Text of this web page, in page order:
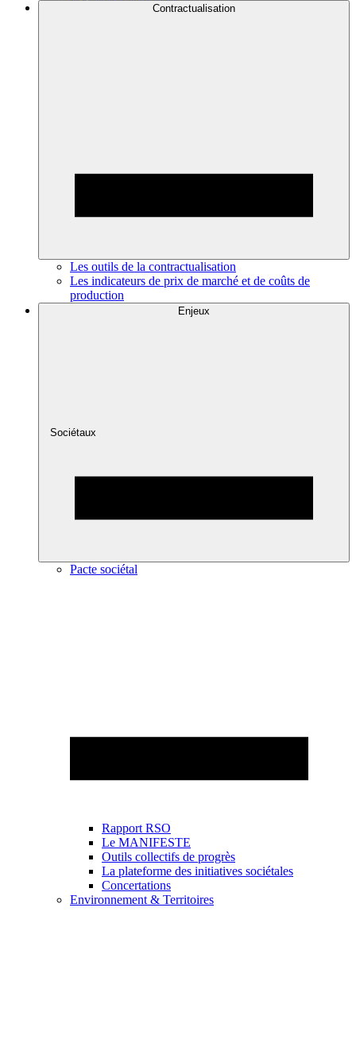
Contractualisation
Les outils de la contractualisation
Les indicateurs de prix de marché et de coûts de
production
Enjeux
Sociétaux
Pacte sociétal
Rapport RSO
Le MANIFESTE
Outils collectifs de progrès
La plateforme des initiatives sociétales
Concertations
Environnement & Territoires